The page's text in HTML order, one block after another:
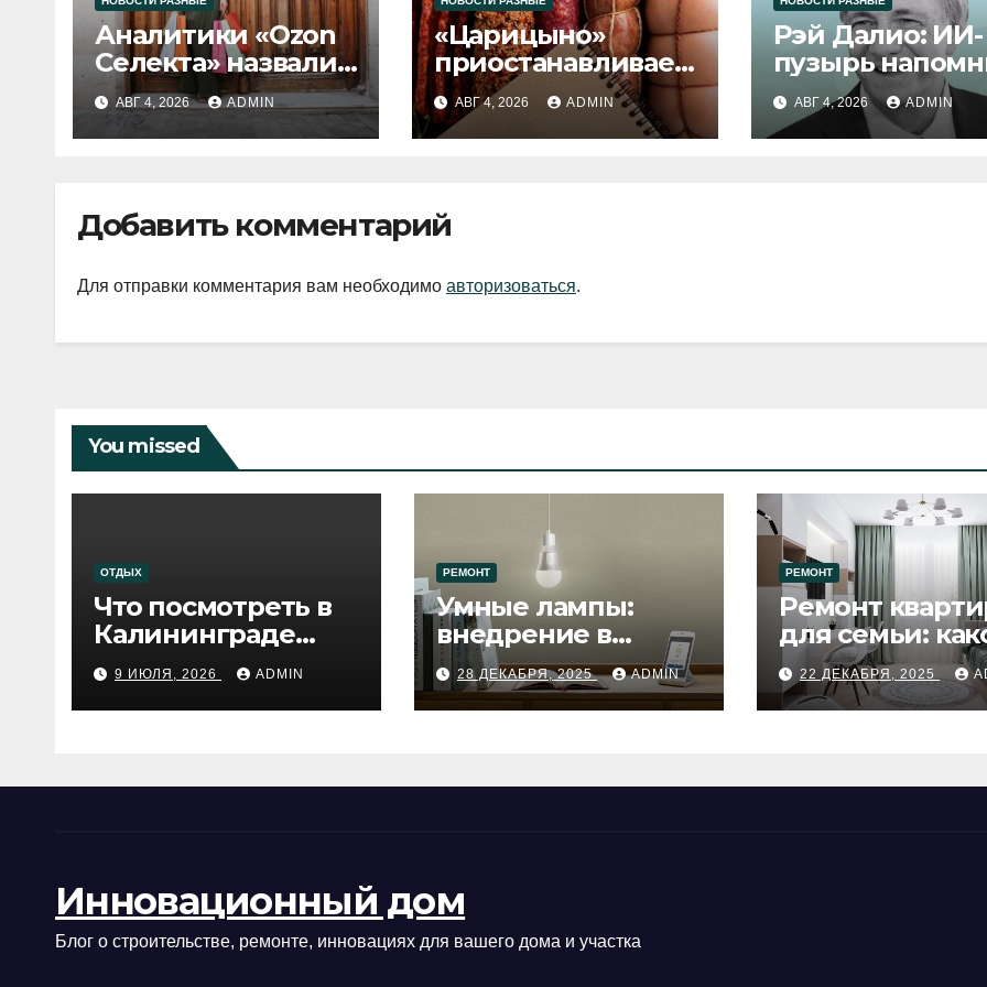
Аналитики «Ozon
Селекта» назвали
fashion-тренды
2026 года
АВГ 4, 2026 ADMIN
«Царицыно»
приостанавливает
выпуск продукции
АВГ 4, 2026 ADMIN
Рэй Далио: ИИ-
пузырь
1929 и 2000
АВГ 4, 2026 ADMIN
Добавить комментарий
Для отправки комментария вам необходимо авторизоваться.
You missed
ОТДЫХ
Что посмотреть в
Калининграде
сегодня:
путеводитель по
самому западному
9 ИЮЛЯ, 2026 ADMIN
РЕМОНТ
Умные лампы:
внедрение в
процесс ремонта
28 ДЕКАБРЯ, 2025 ADMIN
РЕМОНТ
Ремонт
для семьи:
будет удобен
22 ДЕКАБРЯ, 2025
Инновационный дом
Блог о строительстве, ремонте, инновациях для вашего дома и участка